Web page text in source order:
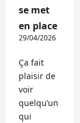
se met
en place
29/04/2026
Ça fait
plaisir de
voir
quelqu’un
qui